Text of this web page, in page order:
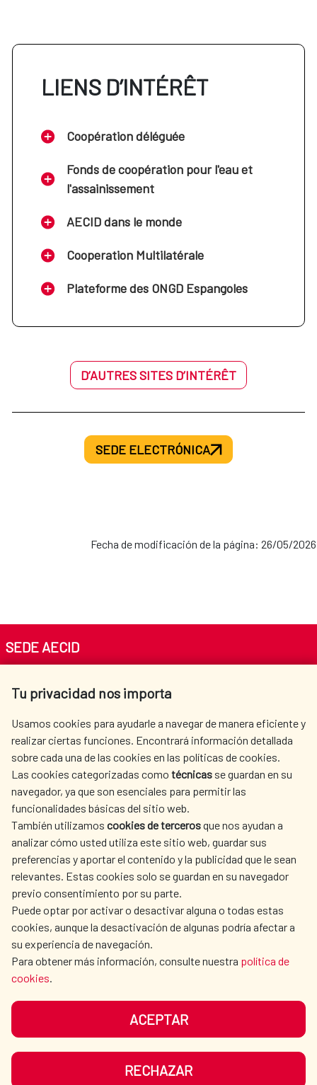
LIENS D’INTÉRÊT
Coopération déléguée
Fonds de coopération pour l'eau et
l'assainissement
AECID dans le monde
Cooperation Multilatérale
Plateforme des ONGD Espangoles
D’AUTRES SITES D’INTÉRÊT
SEDE ELECTRÓNICA
Fecha de modificación de la página: 26/05/2026
Tu privacidad nos importa
Usamos cookies para ayudarle a navegar de manera eficiente y
realizar ciertas funciones. Encontrará información detallada
sobre cada una de las cookies en las políticas de cookies.
Las cookies categorizadas como técnicas se guardan en su
navegador, ya que son esenciales para permitir las
funcionalidades básicas del sitio web.
También utilizamos cookies de tercerosque nos ayudan a
analizar cómo usted utiliza este sitio web, guardar sus
preferencias y aportar el contenido y la publicidad que le sean
relevantes. Estas cookies solo se guardan en su navegador
previo consentimiento por su parte.
Puede optar por activar o desactivar alguna o todas estas
cookies, aunque la desactivación de algunas podría afectar a
su experiencia de navegación.
Para obtener más información, consulte nuestra política de
cookies.
ACEPTAR
RECHAZAR
SEDE AECID
Tel. +34 900 20 30 54​​​​​​​
AECID
OÙ NOUS COOPÉRONS
L'ACTION HUMANITAIRE
ESPAGNOLE
SALLE DE PRESSE
CULTURE ET SCIENCE BIBLIOTHÈQUE
NOS RÉSEAUX SOCIAUX
PROTECTION DES DONNÉES
PLAN DU SITE